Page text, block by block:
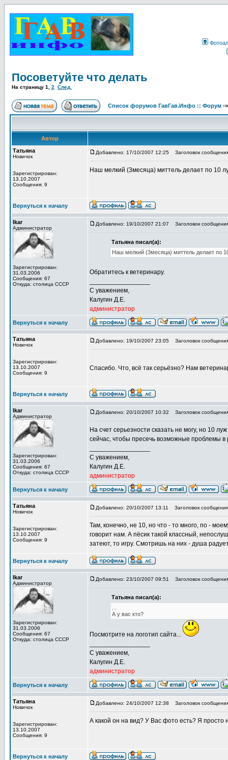
Посоветуйте что делать
На страницу 1 2 След.
Список форумов ГавГав.Инфо :: Форум -
Автор
Татьяна
Новичок
Зарегистрирован:
13.10.2007
Сообщения: 9
Добавлено: 17/10/2007 12:25 Заголовок
Наш мелкий (3месяца) миттель делает по 10
Вернуться к началу
Ikar
Администратор
Зарегистрирован:
31.03.2006
Сообщения: 67
Откуда: столица СССР
Добавлено: 19/10/2007 21:07 Заголовок
Татьяна писал(а):
Наш мелкий (3месяца) миттель делает по
Обратитесь к ветеринару.
С уважением,
Калугин Д.Е.
администратор
Вернуться к началу
Татьяна
Новичок
Зарегистрирован:
13.10.2007
Сообщения: 9
Добавлено: 19/10/2007 23:05 Заголовок
Спасибо. Что, всё так серьёзно? Нам
Вернуться к началу
Ikar
Администратор
Зарегистрирован:
31.03.2006
Сообщения: 67
Откуда: столица СССР
Добавлено: 20/10/2007 10:32 Заголовок
На счет серьезности сказать не могу, но 10
сейчас, чтобы пресечь возможные проблемы в
С уважением,
Калугин Д.Е.
администратор
Вернуться к началу
Татьяна
Новичок
Зарегистрирован:
13.10.2007
Сообщения: 9
Добавлено: 20/10/2007 13:11 Заголовок
Там, конечно, не 10, но что - то много, по -
говорит нам. А пёсик такой классный,
затеют, то игру. Смотришь на них - душа
Вернуться к началу
Ikar
Администратор
Зарегистрирован:
31.03.2006
Сообщения: 67
Откуда: столица СССР
Добавлено: 23/10/2007 09:51 Заголовок
Татьяна писал(а):
А у вас кто?
Посмотрите на логотип сайта...
С уважением,
Калугин Д.Е.
администратор
Вернуться к началу
Татьяна
Новичок
Зарегистрирован:
13.10.2007
Сообщения: 9
Добавлено: 24/10/2007 12:38 Заголовок
А какой он на вид? У Вас фото есть? Я просто
Вернуться к началу